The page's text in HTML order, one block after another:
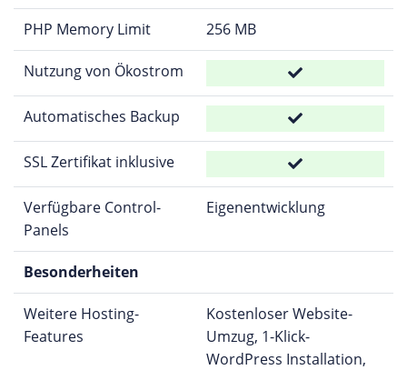
PHP Memory Limit 256 MB
Nutzung von Ökostrom
Automatisches Backup
SSL Zertifikat inklusive
Verfügbare Control-
Panels
Eigenentwicklung
Besonderheiten
Weitere Hosting-
Features
Kostenloser Website-
Umzug, 1-Klick-
WordPress Installation,